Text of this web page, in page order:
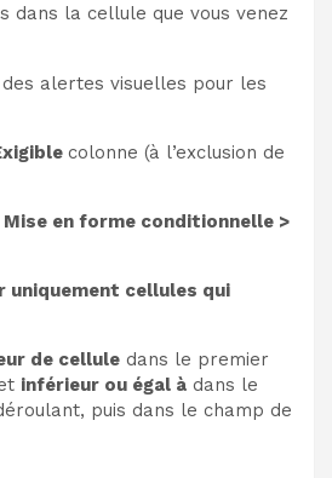
dans la cellule que vous venez
alertes visuelles pour les
colonne (à l’exclusion de
Mise en forme conditionnelle >
uniquement cellules qui
de cellule dans le premier
inférieur ou égal à dans le
puis dans le champ de